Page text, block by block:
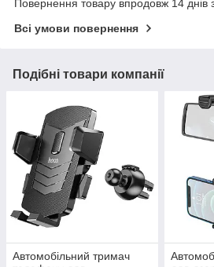
Повернення товару впродовж 14 днів
Всі умови повернення
Подібні товари компанії
Автомобільний тримач